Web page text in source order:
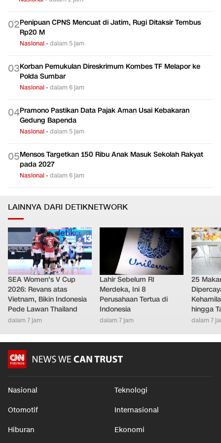
02Penipuan CPNS Mencuat di Jatim, Rugi Ditaksir Tembus
Rp20 M
Nasional •dalam 5 jam
03Korban Pemukulan Direskrimum Kombes TF Melapor ke
Polda Sumbar
Nasional •dalam 6 jam
04Pramono Pastikan Data Pajak Aman Usai Kebakaran
Gedung Bapenda
Nasional •dalam 5 jam
05Mensos Targetkan 150 Ribu Anak Masuk Sekolah Rakyat
pada 2027
Nasional •dalam 6 jam
LAINNYA DARI DETIKNETWORK
SEA Women's V Cup
2026: Revans atas
Vietnam, Bikin Indonesia
Pede Lawan Thailand
dalam 7 jam
Lahir Sebelum RI
Merdeka, Ini 8
Perusahaan Tertua di
Indonesia
dalam 7 jam
25
hingga
dalam 7
Nasional Teknologi
Otomotif Internasional
Hiburan Ekonomi